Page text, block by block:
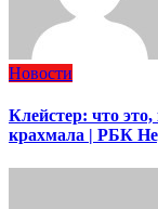
Новости
Клейстер: что
крахмала | РБК